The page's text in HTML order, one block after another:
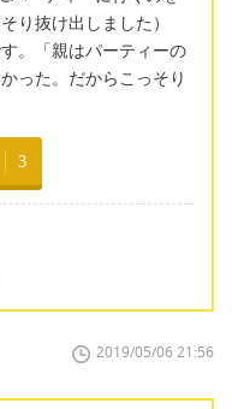
り抜け出しました）
。「親はパーティーの
った。だからこっそり
3
2019/05/06 21:56